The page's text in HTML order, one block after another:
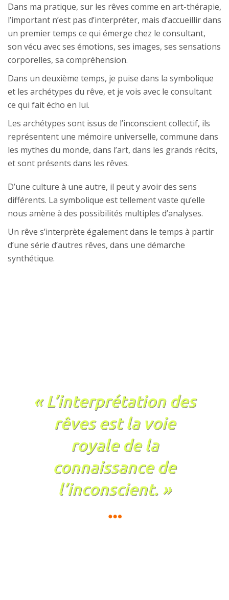
Dans ma pratique, sur les rêves comme en art-thérapie,
l’important n’est pas d’interpréter, mais d’accueillir dans
un premier temps ce qui émerge chez le consultant,
son vécu avec ses émotions, ses images, ses sensations
corporelles, sa compréhension.
Dans un deuxième temps, je puise dans la symbolique
et les archétypes du rêve, et je vois avec le consultant
ce qui fait écho en lui.
Les archétypes sont issus de l’inconscient collectif, ils
représentent une mémoire universelle, commune dans
les mythes du monde, dans l’art, dans les grands récits,
et sont présents dans les rêves.
D’une culture à une autre, il peut y avoir des sens
différents. La symbolique est tellement vaste qu’elle
nous amène à des possibilités multiples d’analyses.
Un rêve s’interprète également dans le temps à partir
d’une série d’autres rêves, dans une démarche
synthétique.
« L’interprétation des
rêves est la voie
royale de la
connaissance de
l’inconscient. »